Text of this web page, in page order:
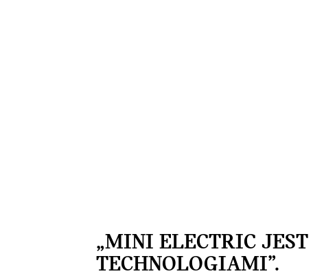
„MINI ELECTRIC JEST
TECHNOLOGIAMI”.